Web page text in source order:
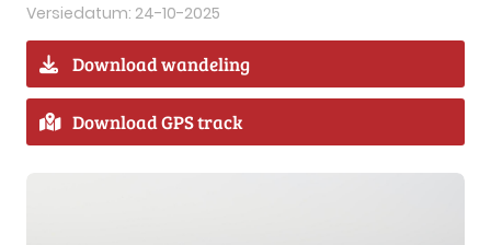
Versiedatum: 24-10-2025
Download wandeling
Download GPS track